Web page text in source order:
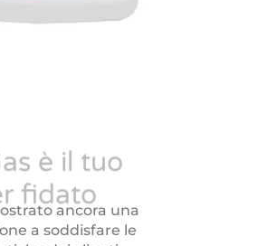
è il tuo
fidato
ancora una
a soddisfare le